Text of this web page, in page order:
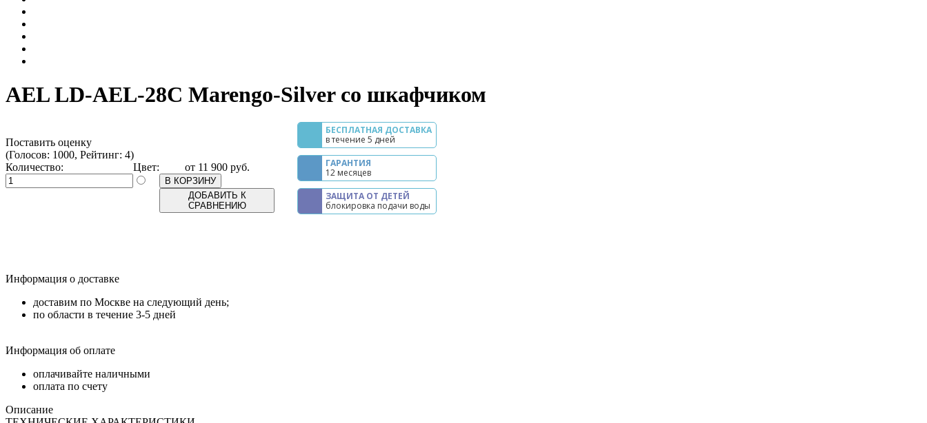
AEL LD-AEL-28C Marengo-Silver со шкафчиком
Поставить оценку
(Голосов: 1000, Рейтинг: 4)
Количество:
Цвет: от 11 900 руб.
В КОРЗИНУ
ДОБАВИТЬ К
СРАВНЕНИЮ
БЕСПЛАТНАЯ ДОСТАВКА
в течение 5 дней
ГАРАНТИЯ
12 месяцев
ЗАЩИТА ОТ ДЕТЕЙ
блокировка подачи воды
Информация о доставке
доставим по Москве на следующий день;
по области в течение 3-5 дней
Информация об оплате
оплачивайте наличными
оплата по счету
Описание